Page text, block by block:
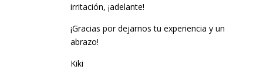
irritación, ¡adelante!
¡Gracias por dejarnos tu experiencia y un
abrazo!
Kiki